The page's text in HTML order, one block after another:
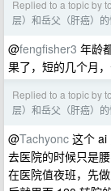
Replied to a topic by
层）和岳父（肝癌）
@fengfisher3 年龄
果了，短的几个月
Replied to a topic by
层）和岳父（肝癌）
@Tachyonc 这个 ai
去医院的时候只是
在医院值夜班，先